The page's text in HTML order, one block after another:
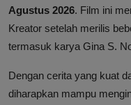
Agustus 2026. Film ini
Kreator setelah merilis
termasuk karya Gina S.
Dengan cerita yang kuat
diharapkan mampu